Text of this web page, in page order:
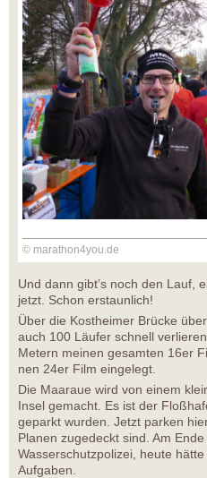
© marathon4you.de
Und dann gibt’s noch den Lauf,
jetzt. Schon erstaunlich!
Über die Kostheimer Brücke
auch 100 Läufer schnell
Metern meinen gesamten 16er
nen 24er Film eingelegt.
Die Maaraue wird von einem
Insel gemacht. Es ist der
geparkt wurden. Jetzt parken
Planen zugedeckt sind. Am
Wasserschutzpolizei, heute
Aufgaben.